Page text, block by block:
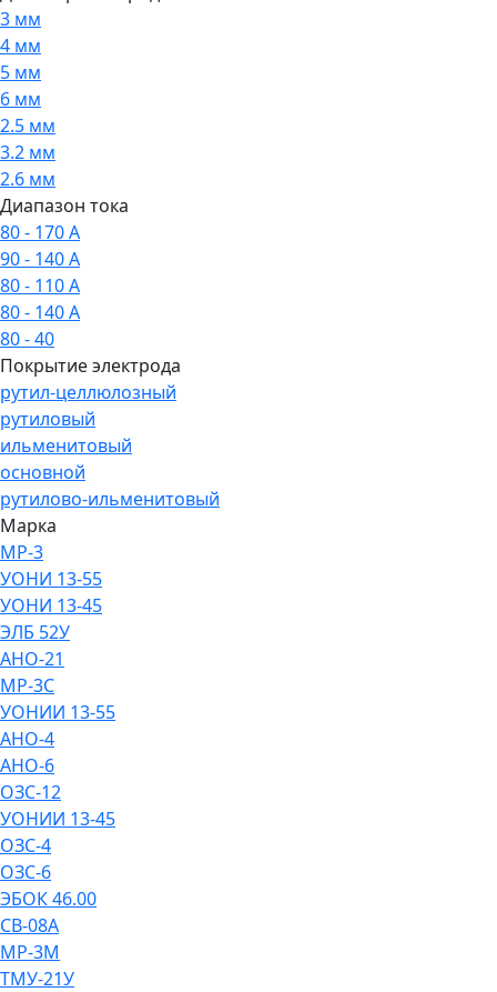
3 мм
4 мм
5 мм
6 мм
2.5 мм
3.2 мм
2.6 мм
Диапазон тока
80 - 170 А
90 - 140 А
80 - 110 А
80 - 140 А
80 - 40
Покрытие электрода
рутил-целлюлозный
рутиловый
ильменитовый
основной
рутилово-ильменитовый
Марка
МР-3
УОНИ 13-55
УОНИ 13-45
ЭЛБ 52У
АНО-21
МР-3С
УОНИИ 13-55
АНО-4
АНО-6
ОЗС-12
УОНИИ 13-45
ОЗС-4
ОЗС-6
ЭБОК 46.00
СВ-08А
МР-3М
ТМУ-21У